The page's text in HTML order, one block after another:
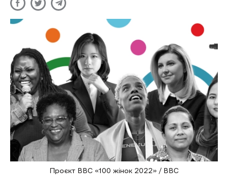
Проєкт ВВС «100 жінок 2022» / BBC